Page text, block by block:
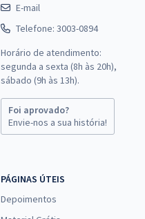
E-mail
Telefone: 3003-0894
Horário de atendimento:
segunda a sexta (8h às 20h),
sábado (9h às 13h).
Foi aprovado?
Envie-nos a sua história!
PÁGINAS ÚTEIS
Depoimentos